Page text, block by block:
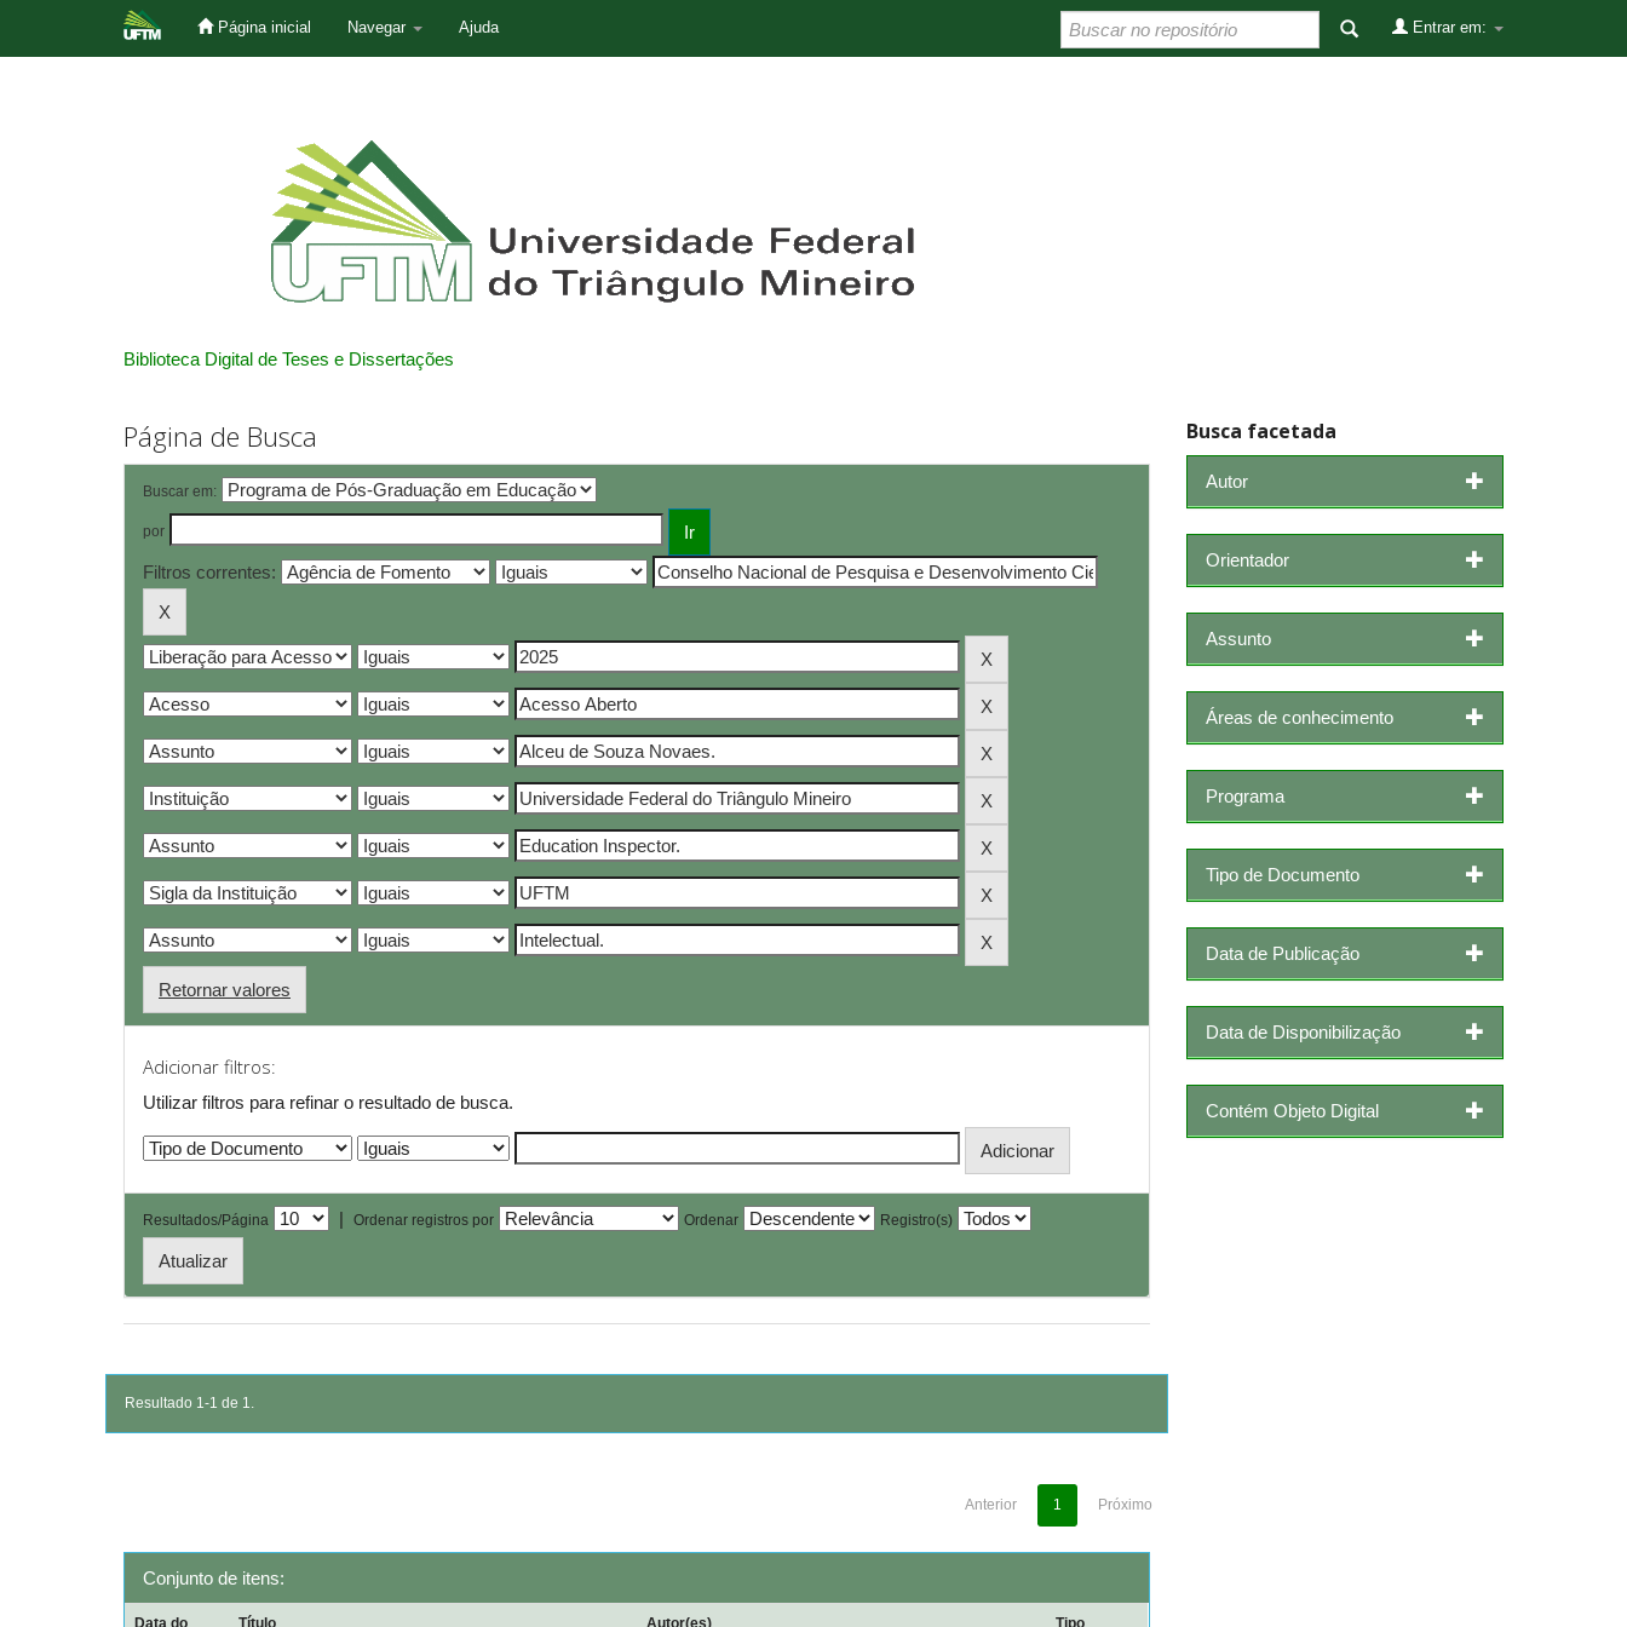
Página inicial Navegar Ajuda Entrar em:
Biblioteca Digital de Teses e Dissertações
Página de Busca
Buscar em:
por
Filtros correntes:
Retornar valores
Adicionar filtros:
Utilizar filtros para refinar o resultado de busca.
Resultados/Página | Ordenar registros por Ordenar Registro(s)
Resultado 1-1 de 1.
Anterior 1 Próximo
Conjunto de itens:
Data do Título Autor(es) Tipo
Busca facetada
Autor
Orientador
Assunto
Áreas de conhecimento
Programa
Tipo de Documento
Data de Publicação
Data de Disponibilização
Contém Objeto Digital